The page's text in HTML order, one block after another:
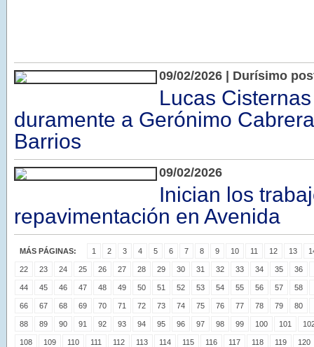
09/02/2026 | Durísimo
Lucas
duramente a Gerónimo
Barrios
09/02/2026
Inician los
repavimentación en Avenida
MÁS PÁGINAS: 1 2 3 4 5 6 7 8 9 10 11 12 13
22 23 24 25 26 27 28 29 30 31 32 33 34 35 36
44 45 46 47 48 49 50 51 52 53 54 55 56 57 58
66 67 68 69 70 71 72 73 74 75 76 77 78 79 80
88 89 90 91 92 93 94 95 96 97 98 99 100 101
108 109 110 111 112 113 114 115 116 117 118 119 120